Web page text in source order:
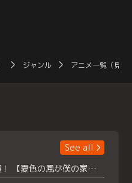
ジャンル アニメ一覧（見放
See all
浮所飛貴主演！ 【夏色の風が僕の家にやってきた】 本日よりテラサで独占配信スタート！